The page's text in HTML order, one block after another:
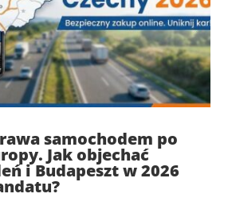
samochodem po
Jak objechać
i Budapeszt w 2026